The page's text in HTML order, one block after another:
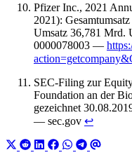
Pfizer Inc., 2021
2021):
Umsatz 36,781
0000078003 —
SEC-Filing zur
Foundation an der
gezeichnet
— sec.gov ↩︎